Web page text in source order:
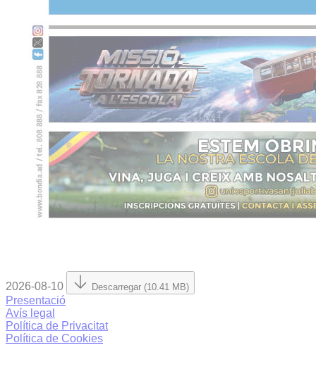
2026-08-10 Descarregar (10.41 MB)
Presentació
Avís legal
Política de Privacitat
Política de Cookies